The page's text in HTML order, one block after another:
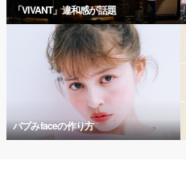
「VIVANT」違和感が話題
バブみfaceの作り方